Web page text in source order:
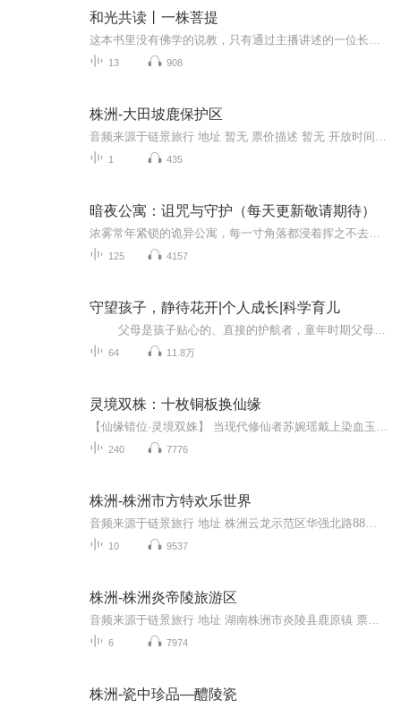
和光共读丨一株菩提
13 908
株洲-大田坡鹿保护区
1 435
暗夜公寓：诅咒与守护（每天更新敬请期待）
125 4157
守望孩子，静待花开|个人成长|科学育儿
64 11.8万
灵境双株：十枚铜板换仙缘
240 7776
株洲-株洲市方特欢乐世界
10 9537
株洲-株洲炎帝陵旅游区
6 7974
株洲-瓷中珍品—醴陵瓷